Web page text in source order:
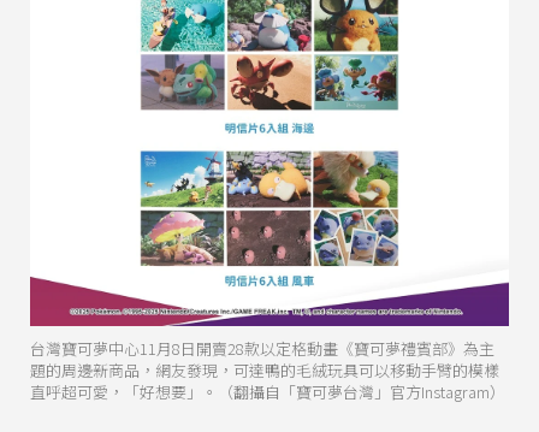
台灣寶可夢中心11月8日開賣28款以定格動畫《寶可夢禮賓部》為主
題的周邊新商品，網友發現，可達鴨的毛絨玩具可以移動手臂的模樣
直呼超可愛，「好想要」。（翻攝自「寶可夢台灣」官方Instagram）